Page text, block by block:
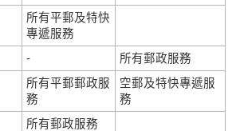
所有平郵及特快
專遞服務
- 所有郵政服務
所有平郵郵政服
務
空郵及特快專遞服
務
所有郵政服務